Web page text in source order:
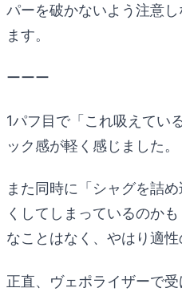
パーを破かないよう注意
ます。
ーーー
1パフ目で「これ吸えてい
ック感が軽く感じました。
また同時に「シャグを詰
くしてしまっているのか
なことはなく、やはり適性
正直、ヴェポライザーで受